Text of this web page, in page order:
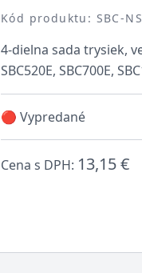
Kód produktu: SBC-NS
4-dielna sada trysiek,
SBC520E, SBC700E,
🔴 Vypredané
Cena s DPH: 13,15 €